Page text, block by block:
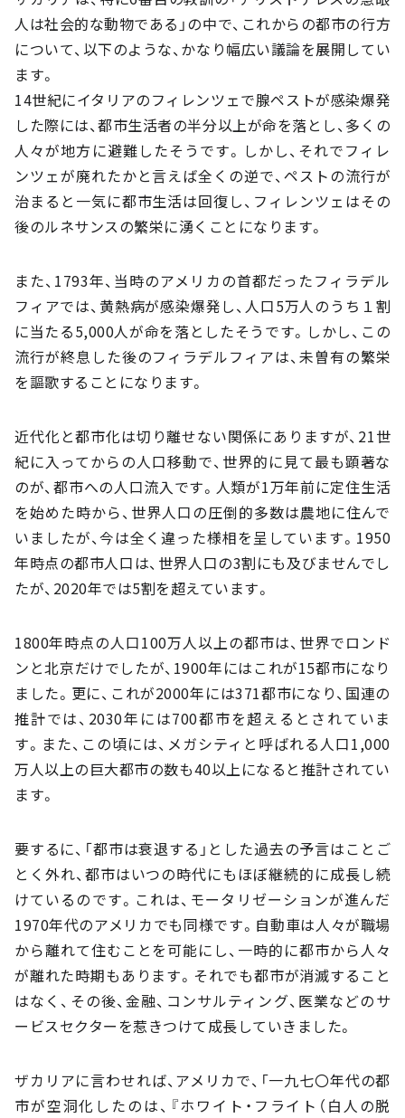
人は社会的な動物である」の中で、これからの都市の行方
について、以下のような、かなり幅広い議論を展開してい
ます。
14世紀にイタリアのフィレンツェで腺ペストが感染爆発
した際には、都市生活者の半分以上が命を落とし、多くの
人々が地方に避難したそうです。しかし、それでフィレ
ンツェが廃れたかと言えば全くの逆で、ペストの流行が
治まると一気に都市生活は回復し、フィレンツェはその
後のルネサンスの繁栄に湧くことになります。
また、1793年、当時のアメリカの首都だったフィラデル
フィアでは、黄熱病が感染爆発し、人口5万人のうち１割
に当たる5,000人が命を落としたそうです。しかし、この
流行が終息した後のフィラデルフィアは、未曽有の繁栄
を謳歌することになります。
近代化と都市化は切り離せない関係にありますが、21世
紀に入ってからの人口移動で、世界的に見て最も顕著な
のが、都市への人口流入です。人類が1万年前に定住生活
を始めた時から、世界人口の圧倒的多数は農地に住んで
いましたが、今は全く違った様相を呈しています。1950
年時点の都市人口は、世界人口の3割にも及びませんでし
たが、2020年では5割を超えています。
1800年時点の人口100万人以上の都市は、世界でロンド
ンと北京だけでしたが、1900年にはこれが15都市になり
ました。更に、これが2000年には371都市になり、国連の
推計では、2030年には700都市を超えるとされていま
す。また、この頃には、メガシティと呼ばれる人口1,000
万人以上の巨大都市の数も40以上になると推計されてい
ます。
要するに、「都市は衰退する」とした過去の予言はことご
とく外れ、都市はいつの時代にもほぼ継続的に成長し続
けているのです。これは、モータリゼーションが進んだ
1970年代のアメリカでも同様です。自動車は人々が職場
から離れて住むことを可能にし、一時的に都市から人々
が離れた時期もあります。それでも都市が消滅すること
はなく、その後、金融、コンサルティング、医業などのサ
ービスセクターを惹きつけて成長していきました。
ザカリアに言わせれば、アメリカで、「一九七〇年代の都
市が空洞化したのは、『ホワイト・フライト（白人の脱